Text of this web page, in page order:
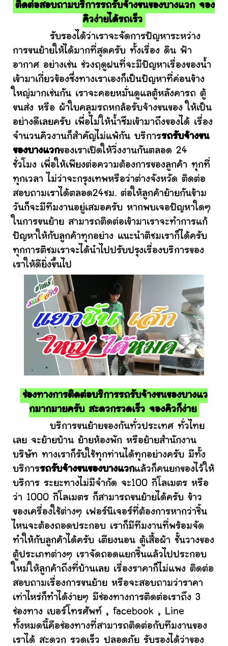
ติดต่อสอบถามบริการรถรับจ้างขนของบางแวก จอง
คิวง่ายได้รถเร็ว
รับรองได้ว่าเราจะจัดการปัญหาระหว่าง
การขนย้ายให้ได้มากที่สุดครับ ทั้งเรื่อง ดิน ฟ้า
อากาศ อย่างเช่น ช่วงฤดูฝนที่จะมีปัญหาเรื่องของน้ำ
เข้ามาเกี่ยวข้องซึ่งทางเราเองก็เป็นปัญหาที่ค่อนข้าง
ใหญ่มากเช่นกัน เราจะคอยหมั่นดูแลตู้หลังคารถ ตู้
ขนส่ง หรือ ผ้าใบคลุมรถหกล้อรับจ้างขนของ ให้เป็น
อย่างดีเลยครับ เพื่อไม่ให้น้ำซึมเข้ามาถึงของได้ เรื่อง
จำนวนคิวงานก็สำคัญไม่แพ้กัน บริการรถรับจ้างขน
ของบางแวกของเราเปิดให้วิ่งงานกันตลอด 24
ชั่วโมง เพื่อให้เพียงต่อความต้องการของลูกค้า ทุกที่
ทุกเวลา ไม่ว่าจะกรุงเทพหรือว่าต่างจังหวัด ติดต่อ
สอบถามเราได้ตลอด24ชม. ต่อให้ลูกค้าย้ายกันข้าม
วันก็จะมีทีมงานอยู่เสมอครับ หากพบเจอปัญหาใดๆ
ในการขนย้าย สามารถติดต่อเข้ามาเราจะทำการแก้
ปัญหาให้กับลูกค้าทุกอย่าง แนะนำติชมเราก็ได้ครับ
ทุกการติชมเราจะได้นำไปปรับปรุงเรื่องบริการของ
เราให้ดียิ่งขึ้นไป
ช่องทางการติดต่อบริการรถรับจ้างขนของบางแว
กมากมายครับ สะดวกรวดเร็ว จองคิวก็ง่าย
บริการขนย้ายของกันทั่วประเทศ ทั่วไทย
เลย จะย้ายบ้าน ย้ายห้องพัก หรือย้ายสำนักงาน
บริษัท ทางเราก็รับใช้ทุกท่านได้ทุกอย่างครับ มีทั้ง
บริการรถรับจ้างขนของบางแวกแล้วก็คนยกของไว้ให้
บริการ ระยะทางไม่มีจำกัด จะ100 กิโลเมตร หรือ
ว่า 1000 กิโลเมตร ก็สามารถขนย้ายได้ครับ ข้าว
ของเครื่องใช้ต่างๆ เฟอร์นิเจอร์ที่ต้องการหากว่าชิ้น
ไหนจะต้องถอดประกอบ เราก็มีทีมงานที่พร้อมจัด
ทำให้กับลูกค้าได้ครับ เตียงนอน ตู้เสื้อผ้า ชั้นวางของ
ตู้ประเภทต่างๆ เราจัดถอดแยกชิ้นแล้วไปประกอบ
ใหม่ให้ลูกค้าถึงที่บ้านเลย เรื่องราคาก็ไม่แพง ติดต่อ
สอบถามเรื่องการขนย้าย หรือจะสอบถามว่าราคา
เท่าไหร่ก็ทำได้ง่ายๆ มีช่องทางการติดต่อเราถึง 3
ช่องทาง เบอร์โทรศัพท์ , facebook , Line
ทั้งหมดนี้คือช่องทางที่สามารถติดต่อกับทีมงานของ
เราได้ สะดวก รวดเร็ว ปลอดภัย รับรองได้ว่าของ